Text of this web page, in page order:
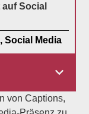
Social
,Social Media
von Captions,